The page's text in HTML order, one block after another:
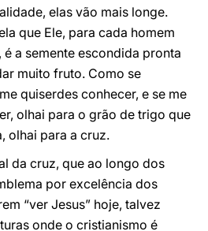
elas vão mais longe.
que Ele, para cada homem
a semente escondida pronta
muito fruto. Como se
quiserdes conhecer, e se me
olhai para o grão de trigo que
olhai para a cruz.
da cruz, que ao longo dos
por excelência dos
“ver Jesus” hoje, talvez
onde o cristianismo é